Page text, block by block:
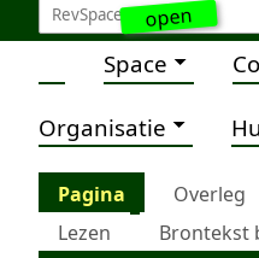
open
Space
Organisatie
Pagina Overleg
Lezen
Brontekst